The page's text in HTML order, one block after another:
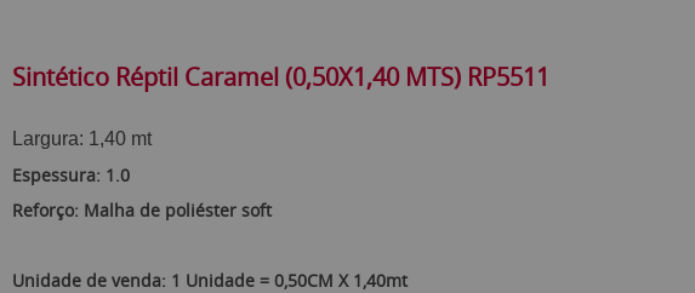
Sintético Réptil Caramel (0,50X1,40 MTS) RP5511
Largura: 1,40 mt
Espessura: 1.0
Reforço: Malha de poliéster soft
Unidade de venda: 1 Unidade = 0,50CM X 1,40mt